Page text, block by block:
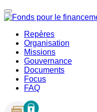
Repères
Organisation
Missions
Gouvernance
Documents
Focus
FAQ